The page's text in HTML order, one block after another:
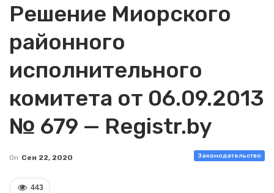
Решение Миорского
районного
исполнительного
комитета от 06.09.2013
№ 679 — Registr.by
Законодательство
On Сен 22, 2020
443